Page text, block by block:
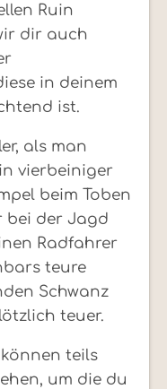
Ruin
dir auch
in deinem
ist.
als man
vierbeiniger
beim Toben
bei der Jagd
Radfahrer
teure
Schwanz
teuer.
teils
um die du